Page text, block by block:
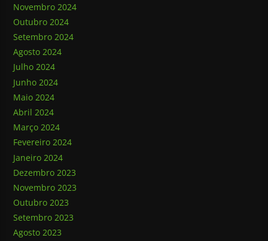
Novembro 2024
Outubro 2024
Setembro 2024
Agosto 2024
Julho 2024
Junho 2024
Maio 2024
Abril 2024
Março 2024
Fevereiro 2024
Janeiro 2024
Dezembro 2023
Novembro 2023
Outubro 2023
Setembro 2023
Agosto 2023